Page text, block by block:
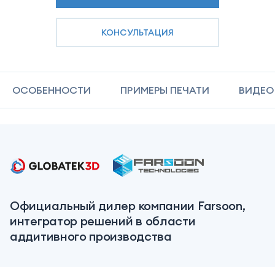
КОНСУЛЬТАЦИЯ
ОСОБЕННОСТИ ПРИМЕРЫ ПЕЧАТИ ВИДЕО
Официальный дилер компании Farsoon,
интегратор решений в области
аддитивного производства